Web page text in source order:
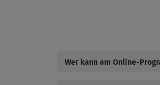
Wer kann am Online-